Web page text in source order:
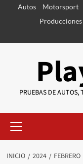
SaltarAutos Motorsport
Producciones
PRUEBAS DE
primario
INICIO 2024 FEBRERO